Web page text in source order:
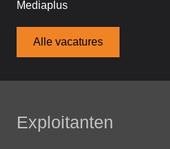
Mediaplus
Alle vacatures
Exploitanten